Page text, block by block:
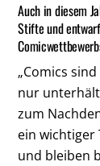
Auch in diesem
Stifte und
„Comics
nur
zum
ein wichtiger
und bleiben